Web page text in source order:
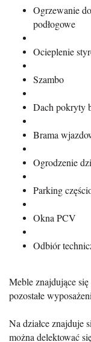
Ogrzewanie
podłogowe
Ocieplenie
Szambo
Dach pokryty
Brama
Ogrodzenie
Parking
Okna PCV
Odbiór
Meble znajdujące
pozostałe
Na działce znajduje
można delektować